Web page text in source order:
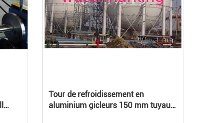
Tour de refroidissement en
aluminium gicleurs 150 mm tuyau,